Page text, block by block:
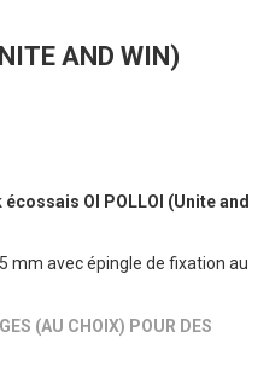
AND WIN)
OI POLLOI (Unite and
mm avec épingle de fixation au
(AU CHOIX) POUR DES